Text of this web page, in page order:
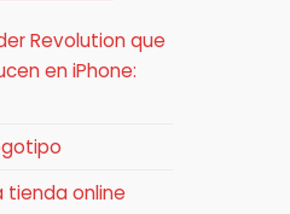
Revolution que
en iPhone:
tienda online